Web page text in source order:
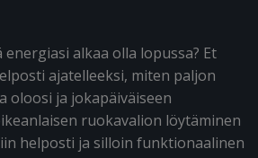
alkaa olla lopussa? Et
ajatelleeksi, miten paljon
oloosi ja jokapäiväiseen
ruokavalion löytäminen
helposti ja silloin funktionaalinen